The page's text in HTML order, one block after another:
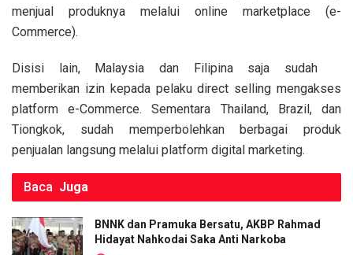
menjual produknya melalui online marketplace (e-
Commerce).
Disisi lain, Malaysia dan Filipina saja sudah
memberikan izin kepada pelaku direct selling mengakses
platform e-Commerce. Sementara Thailand, Brazil, dan
Tiongkok, sudah memperbolehkan berbagai produk
penjualan langsung melalui platform digital marketing.
Baca Juga
BNNK dan Pramuka Bersatu, AKBP Rahmad
Hidayat Nahkodai Saka Anti Narkoba